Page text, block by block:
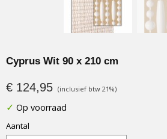
Cyprus Wit 90 x 210 cm
€ 124,95 (inclusief btw 21%)
✓ Op voorraad
Aantal